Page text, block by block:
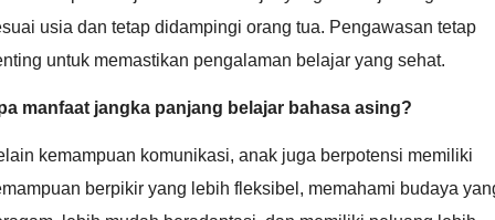
usia dan tetap didampingi orang tua. Pengawasan tetap
untuk memastikan pengalaman belajar yang sehat.
manfaat jangka panjang belajar bahasa asing?
kemampuan komunikasi, anak juga berpotensi memiliki
berpikir yang lebih fleksibel, memahami budaya